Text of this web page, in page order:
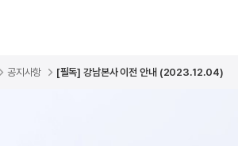
공지사항 [필독] 강남본사 이전 안내 (2023.12.04)